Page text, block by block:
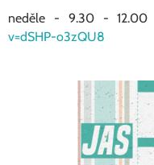
neděle - 9.30 -
v=dSHP-o3zQU8